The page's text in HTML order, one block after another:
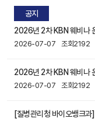
공지
2026년 2차 KBN 웨비나
2026-07-07 조회2192
2026년 2차 KBN 웨비나
2026-07-07 조회2192
[질병관리청 바이오뱅크